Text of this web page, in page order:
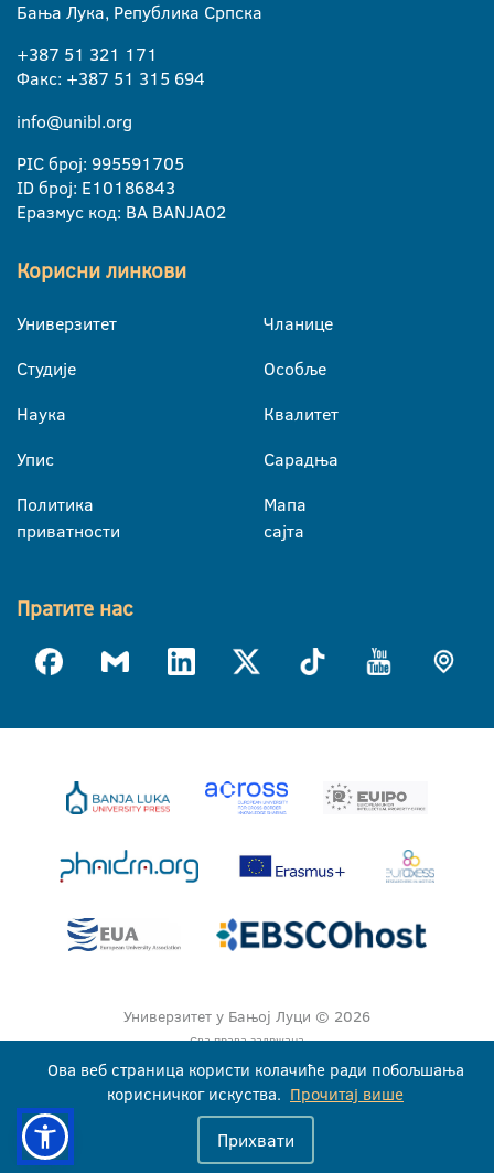
Бања Лука, Република Српска
+387 51 321 171
Факс: +387 51 315 694
info@unibl.org
PIC број: 995591705
ID број: E10186843
Еразмус код: BA BANJA02
Корисни линкови
Универзитет
Студије
Наука
Упис
Политика
приватности
Чланице
Особље
Квалитет
Сарадња
Мапа
сајта
Пратите нас
Универзитет у Бањој Луци © 2026
Сва права задржана
Ова веб страница користи колачиће ради побољшања
корисничког искуства. Прочитај више
Прихвати